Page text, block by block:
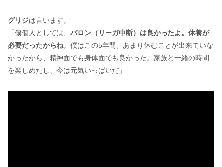
グリジは言います。
「僕個人としては、 パロン（リーガ中断）は良かったよ。休養が
必要だったからね。僕はこの5年間、あまり休むことが出来ていな
かったから、精神面でも身体面でも良かった。家族と一緒の時間
を楽しめたし、今は元気いっぱいだ」